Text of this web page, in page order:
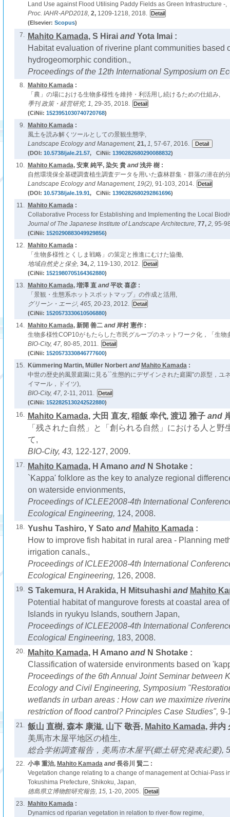
Land Use against Flood Utilising Paddy Fields as Green Infrastructure -,
Proc. IAHR-APD2018, 2, 1209-1218, 2018.
(Elsevier: Scopus)
7. Mahito Kamada, S Hiraiand Yota Imai :
Habitat evaluation of riverine plant communities based
hydrogeomorphic condition.,
Proceedings of the 12th International Symposium on
8. Mahito Kamada:
「農」の場における生物多様性を維持・利活用し続けるための仕組み,
季刊 政策・経営研究, 1, 29-35, 2018.
(CiNii: 1523951030740720768)
9. Mahito Kamada:
風土を読み解くツールとしての景観生態学,
Landscape Ecology and Management, 21, 1, 57-67, 2016.
(DOI: 10.5738/jale.21.57, CiNii: 1390282680290088832)
10. Mahito Kamada, 安東 純平, 染矢 貴and浅井 樹 :
自然環境保全基礎調査植生調査データを用いた森林群集・群落の潜在的
Landscape Ecology and Management, 19(2), 91-103, 2014.
(DOI: 10.5738/jale.19.91, CiNii: 1390282680292861696)
11. Mahito Kamada:
Collaborative Process for Establishing and Implementing the Local
Journal of The Japanese Institute of Landscape Architecture, 77, 2, 95-
(CiNii: 1520290883049929856)
12. Mahito Kamada:
「生物多様性とくしま戦略」の策定と推進にむけた協働,
地域自然史と保全, 34, 2, 119-130, 2012.
(CiNii: 1521980705164362880)
13. Mahito Kamada, 増澤 直and平吹 喜彦 :
「景観・生態系ホットスポットマップ」の作成と活用,
グリーン・エージ, 465, 20-23, 2012.
(CiNii: 1520573330610506880)
14. Mahito Kamada, 新開 善二and 岸村 憲作 :
生物多様性COP10がもたらした市民グループのネットワーク化，「生物
BIO-City, 47, 80-85, 2011.
(CiNii: 1520573330846777600)
15. Kümmering Martin, Müller Norbertand Mahito Kamada:
中世の歴史的風景庭園に見る``生態的にデザインされた庭園''の原型，ユ
イマール，ドイツ),
BIO-City, 47, 2-11, 2011.
(CiNii: 1522825130242522880)
16. Mahito Kamada, 大田 直友, 稲飯 幸代, 渡辺 雅子and
「残された自然」と「創られる自然」における人と野
て,
BIO-City, 43, 122-127, 2009.
17. Mahito Kamada, H Amano and N Shotake :
`Kappa' folklore as the key to analyze regional
on waterside envionments,
Proceedings of ICLEE2008-4th International
Ecological Engineering, 124, 2008.
18. Yushu Tashiro, Y Sato and Mahito Kamada:
How to improve fish habitat in rural area - Planning
irrigation canals.,
Proceedings of ICLEE2008-4th International
Ecological Engineering, 126, 2008.
19. S Takemura, H Arakida, H Mitsuhashiand Mahito
Potential habitat of mangurove forests at coastal area
Islands in ryukyu Islands, southern Japan,
Proceedings of ICLEE2008-4th International
Ecological Engineering, 183, 2008.
20. Mahito Kamada, H Amano and N Shotake :
Classification of waterside environments based on
Proceedings of the 6th Annual Joint Seminar between
Ecology and Civil Engineering, Symposium
wetlands in urban areas : How can we maximize
restriction of flood cantrol? Principles Case Studies", 9-
21. 飯山 直樹, 森本 康滋, 山下 敬吾, Mahito Kamada, 井内
美馬市木屋平地区の植生,
総合学術調査報告，美馬市木屋平(郷土研究発表紀要),
22. 小串 重治, Mahito Kamadaand長谷川 賢二 :
Vegetation change relating to a change of management at Ochiai-Pass
Tokushima Prefecture, Shikoku, Japan,
徳島県立博物館研究報告, 15, 1-20, 2005.
23.
Mahito Kamada:
Dynamics od riparian vegetation in relation to river-flow regime,